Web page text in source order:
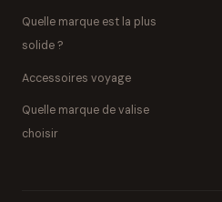
Quelle marque est la plus
solide ?
Accessoires voyage
Quelle marque de valise
choisir